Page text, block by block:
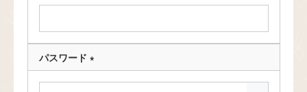
須
)
パスワード